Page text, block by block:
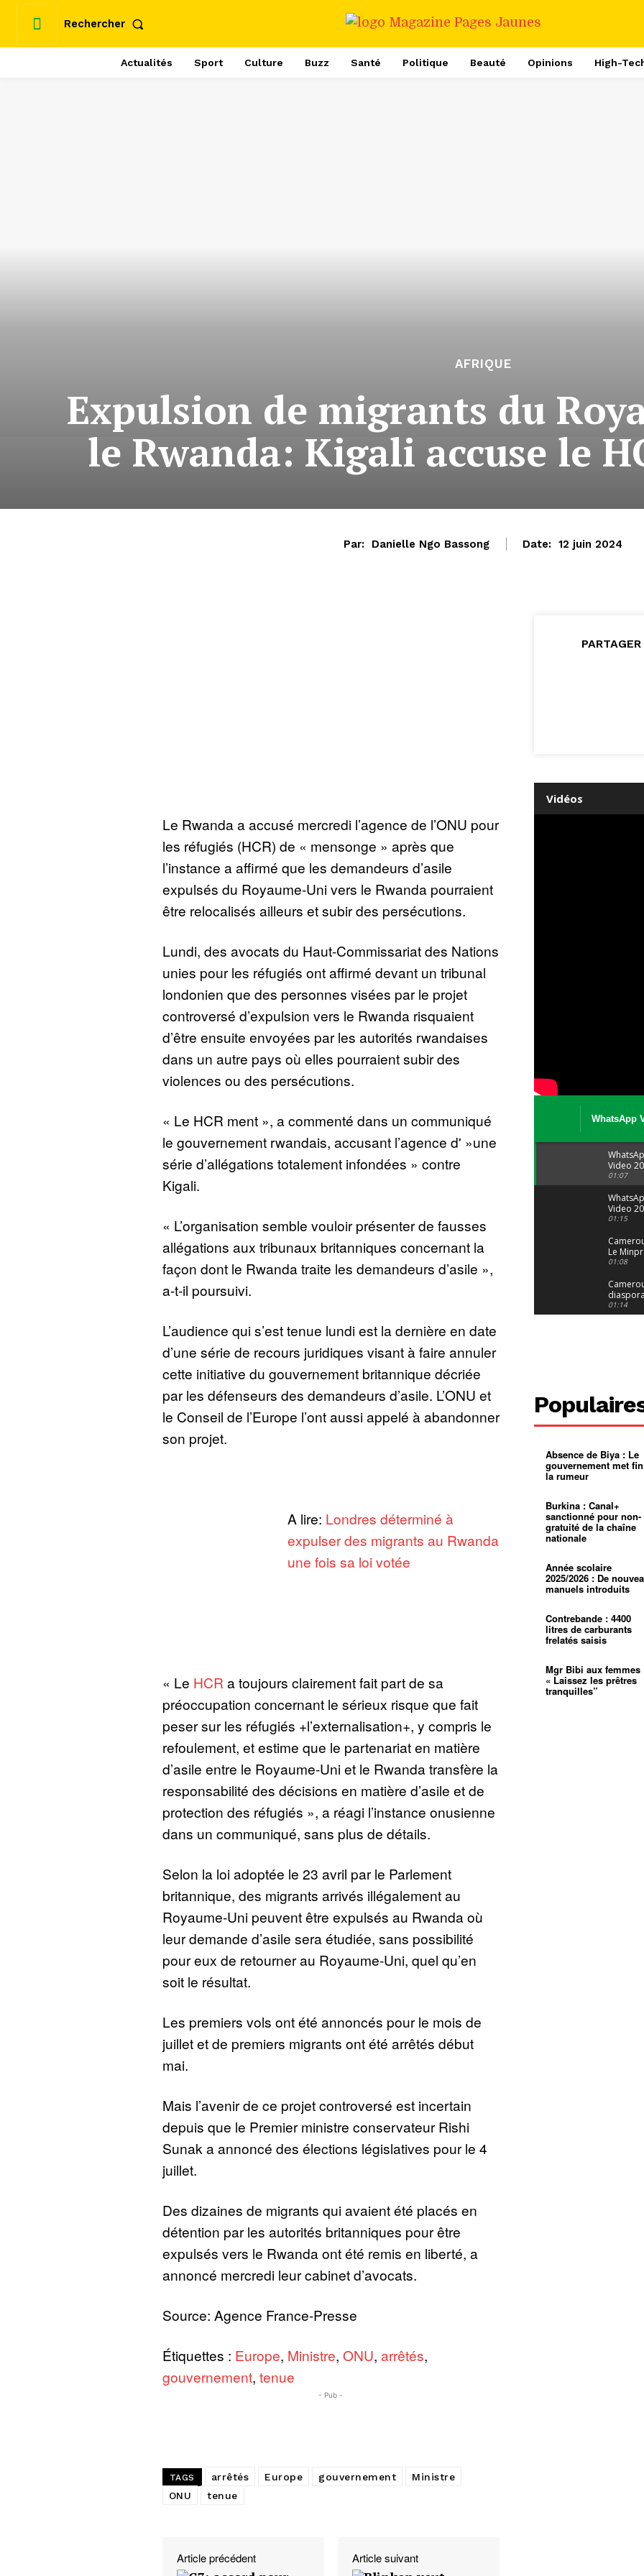
Rechercher
Actualités Sport Culture Buzz Santé Politique Beauté Opinions High-
AFRIQUE
Expulsion de migrants du
le Rwanda: Kigali accuse le
Par: Danielle Ngo Bassong Date: 12 juin 2024
Le Rwanda a accusé mercredi l’agence de l’ONU pour
les réfugiés (HCR) de « mensonge » après que
l’instance a affirmé que les demandeurs d’asile
expulsés du Royaume-Uni vers le Rwanda pourraient
être relocalisés ailleurs et subir des persécutions.
Lundi, des avocats du Haut-Commissariat des Nations
unies pour les réfugiés ont affirmé devant un tribunal
londonien que des personnes visées par le projet
controversé d’expulsion vers le Rwanda risquaient
d’être ensuite envoyées par les autorités rwandaises
dans un autre pays où elles pourraient subir des
violences ou des persécutions.
« Le HCR ment », a commenté dans un communiqué
le gouvernement rwandais, accusant l’agence d' »une
série d’allégations totalement infondées » contre
Kigali.
« L’organisation semble vouloir présenter de fausses
allégations aux tribunaux britanniques concernant la
façon dont le Rwanda traite les demandeurs d’asile »,
a-t-il poursuivi.
L’audience qui s’est tenue lundi est la dernière en date
d’une série de recours juridiques visant à faire annuler
cette initiative du gouvernement britannique décriée
par les défenseurs des demandeurs d’asile. L’ONU et
le Conseil de l’Europe l’ont aussi appelé à abandonner
son projet.
A lire: Londres déterminé à
expulser des migrants au Rwanda
une fois sa loi votée
« Le HCR a toujours clairement fait part de sa
préoccupation concernant le sérieux risque que fait
peser sur les réfugiés +l’externalisation+, y compris le
refoulement, et estime que le partenariat en matière
d’asile entre le Royaume-Uni et le Rwanda transfère la
responsabilité des décisions en matière d’asile et de
protection des réfugiés », a réagi l’instance onusienne
dans un communiqué, sans plus de détails.
Selon la loi adoptée le 23 avril par le Parlement
britannique, des migrants arrivés illégalement au
Royaume-Uni peuvent être expulsés au Rwanda où
leur demande d’asile sera étudiée, sans possibilité
pour eux de retourner au Royaume-Uni, quel qu’en
soit le résultat.
Les premiers vols ont été annoncés pour le mois de
juillet et de premiers migrants ont été arrêtés début
mai.
Mais l’avenir de ce projet controversé est incertain
depuis que le Premier ministre conservateur Rishi
Sunak a annoncé des élections législatives pour le 4
juillet.
Des dizaines de migrants qui avaient été placés en
détention par les autorités britanniques pour être
expulsés vers le Rwanda ont été remis en liberté, a
annoncé mercredi leur cabinet d’avocats.
Source: Agence France-Presse
Étiquettes : Europe, Ministre, ONU, arrêtés,
gouvernement, tenue
- Pub -
TAGS arrêtés Europe gouvernement
Ministre
ONU
tenue
Article précédent Article suivant
PARTAGER
Vidéos
WhatsApp
Video
04 at 15
01:07
Video
29 at 12
01:15
Le
alerte
jeunes
01:08
diaspora
suivra-t-
l’appel
01:14
400 000
pasteur
L’État
d’or
Croyance
spirituel
mentale
Pénurie
à
mettra-t-
01:12
Mouelle :
dernier
voyage
Absence de Biya : Le
gouvernement met
la rumeur
Burkina : Canal+
sanctionné pour non-
gratuité de la chaîne
nationale
Année scolaire
2025/2026 : De
manuels introduits
Contrebande : 4400
litres de carburants
frelatés saisis
Mgr Bibi aux femmes
« Laissez les prêtres
tranquilles”